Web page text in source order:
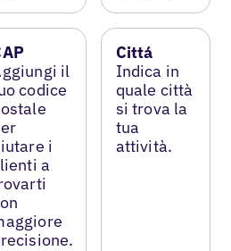
il
codice
i
a
Cittá
Indica in
quale città
si trova la
tua
attività.